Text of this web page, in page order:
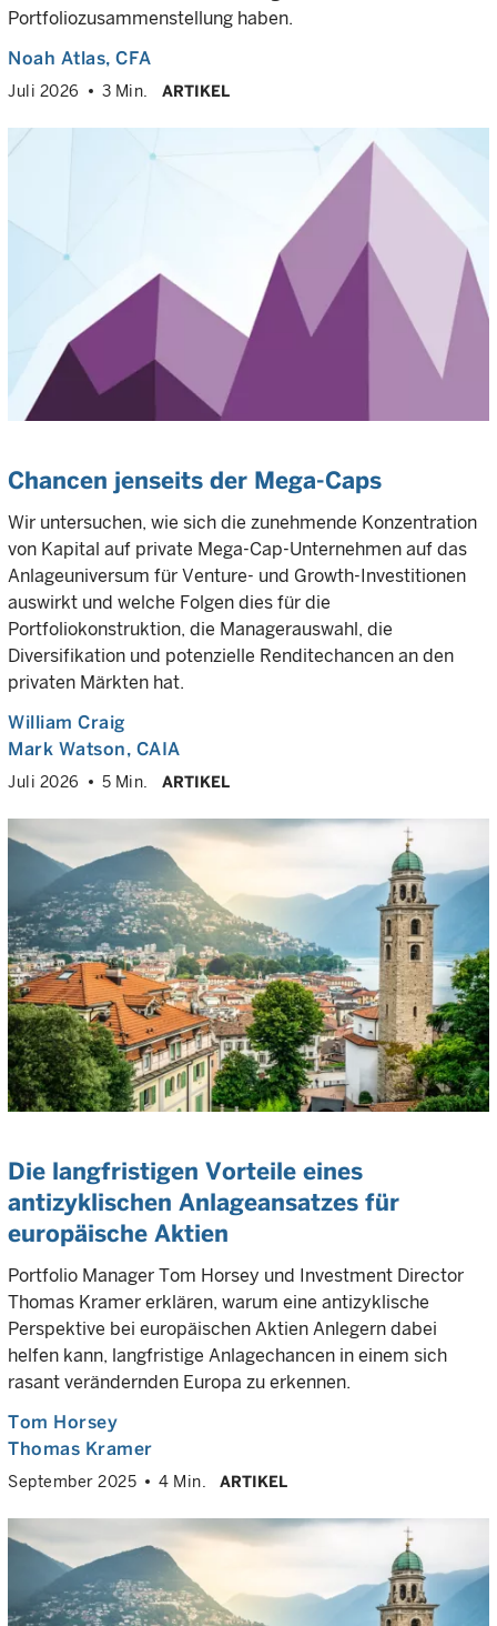
Portfoliozusammenstellung haben.
Noah Atlas, CFA
Juli 2026 3 Min. ARTIKEL
Chancen jenseits der Mega-Caps
Wir untersuchen, wie sich die zunehmende Konzentration
von Kapital auf private Mega-Cap-Unternehmen auf das
Anlageuniversum für Venture- und Growth-Investitionen
auswirkt und welche Folgen dies für die
Portfoliokonstruktion, die Managerauswahl, die
Diversifikation und potenzielle Renditechancen an den
privaten Märkten hat.
William Craig
Mark Watson, CAIA
Juli 2026 5 Min. ARTIKEL
Die langfristigen Vorteile eines
antizyklischen Anlageansatzes für
europäische Aktien
Portfolio Manager Tom Horsey und Investment Director
Thomas Kramer erklären, warum eine antizyklische
Perspektive bei europäischen Aktien Anlegern dabei
helfen kann, langfristige Anlagechancen in einem sich
rasant verändernden Europa zu erkennen.
Tom Horsey
Thomas Kramer
September 2025 4 Min. ARTIKEL